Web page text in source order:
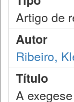
Artigo de
Autor
Ribeiro,
Título
A